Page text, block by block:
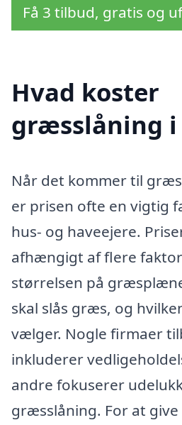
Få 3 tilbud, gratis og
Hvad koster
græsslåning i
Når det kommer til
er prisen ofte en vigtig
hus- og haveejere.
afhængigt af flere
størrelsen på
skal slås græs, og
vælger. Nogle firmaer
inkluderer
andre fokuserer
græsslåning. For at